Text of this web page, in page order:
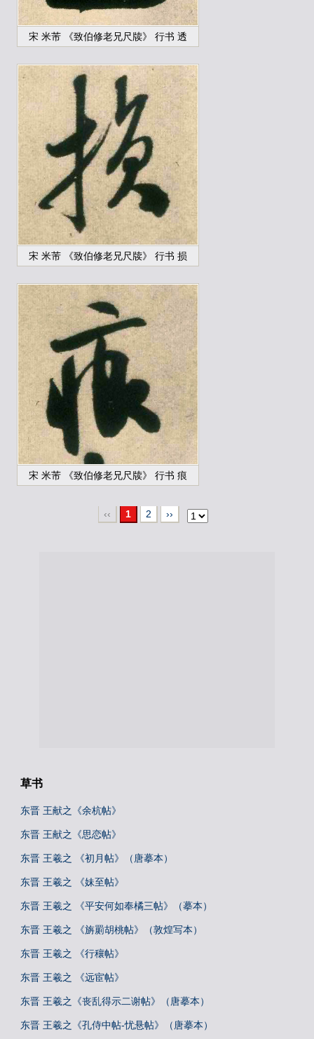
宋 米芾 《致伯修老兄尺牍》 行书 透
宋 米芾 《致伯修老兄尺牍》 行书 损
宋 米芾 《致伯修老兄尺牍》 行书 痕
‹‹ 1 2 ››
草书
东晋 王献之《余杭帖》
东晋 王献之《思恋帖》
东晋 王羲之 《初月帖》（唐摹本）
东晋 王羲之 《妹至帖》
东晋 王羲之 《平安何如奉橘三帖》（摹本）
东晋 王羲之 《旃罽胡桃帖》（敦煌写本）
东晋 王羲之 《行穰帖》
东晋 王羲之 《远宦帖》
东晋 王羲之《丧乱得示二谢帖》（唐摹本）
东晋 王羲之《孔侍中帖-忧悬帖》（唐摹本）